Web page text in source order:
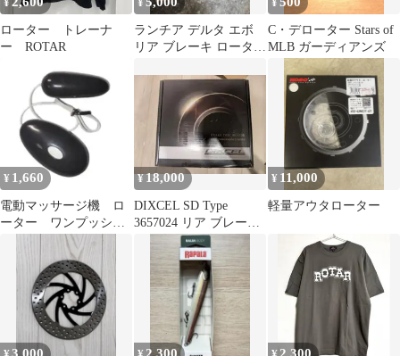
¥
ローター トレーナ
ー ROTAR
¥
ランチア デルタ エボ
リア ブレーキ ローター
¥
C・デローター Stars of
MLB ガーディアンズ
¥ 1,660
電動マッサージ機 ロ
ーター ワンプッシ
ュ・ワンアクションの
ハイパワーローター!
¥18,000
DIXCEL SD Type
3657024 リア ブレーキ
ローター
¥ 11,000
軽量アウタローター